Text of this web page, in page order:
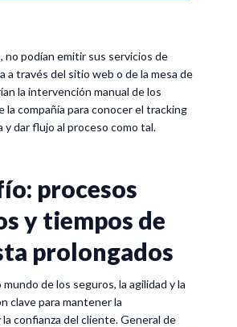
no podían emitir sus servicios de
a través del sitio web o de la mesa de
la intervención manual de los
la compañía para conocer el tracking
y dar flujo al proceso como tal.
procesos
y tiempos de
prolongados
de los seguros, la agilidad y la
clave para mantener la
confianza del cliente. General de